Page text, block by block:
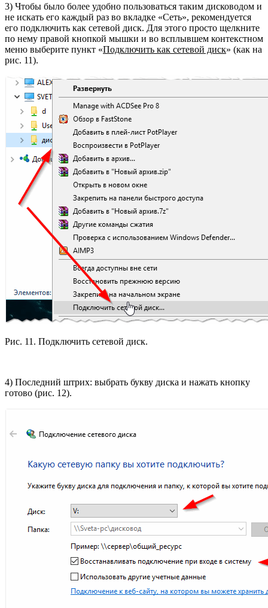
3) Чтобы было более удобно пользоваться таким дисководом и
не искать его каждый раз во вкладке «Сеть», рекомендуется
его подключить как сетевой диск. Для этого просто щелкните
по нему правой кнопкой мышки и во всплывшем контекстном
меню выберите пункт «Подключить как сетевой диск» (как на
рис. 11).
Рис. 11. Подключить сетевой диск.
4) Последний штрих: выбрать букву диска и нажать кнопку
готово (рис. 12).